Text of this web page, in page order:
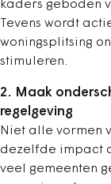
kaders geboden
Tevens wordt
woningsplitsing
stimuleren.
2. Maak
regelgeving
Niet alle vormen
dezelfde impact
veel gemeenten